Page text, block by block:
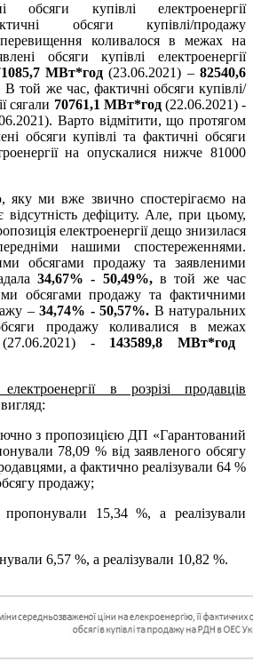
обсяги купівлі електроенергії
обсяги купівлі/продажу
перевищення коливалося в межах на
обсяги купівлі електроенергії
МВт*год(23.06.2021) –82540,6
В той же час, фактичні обсяги купівлі/
сягали 70761,1 МВт*год(22.06.2021) -
Варто відмітити, що протягом
обсяги купівлі та фактичні обсяги
на опускалися нижче 81000
яку ми вже звично спостерігаємо на
дефіциту. Але, при цьому,
електроенергії дещо знизилася
нашими спостереженнями.
обсягами продажу та заявленими
34,67% - 50,49%,в той же час
обсягами продажу та фактичними
–34,74% - 50,57%. В натуральних
продажу коливалися в межах
- 143589,8 МВт*год
в розрізі продавців
з пропозицією ДП «Гарантований
78,09 % від заявленого обсягу
а фактично реалізували 64 %
продажу;
пропонували 15,34 %, а реалізували
6,57 %, а реалізували 10,82 %.